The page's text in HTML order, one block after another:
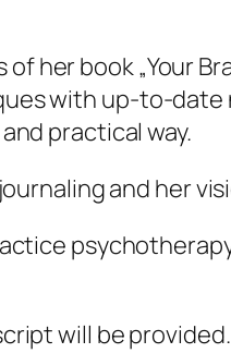
her book „Your
with up-to-
practical way.
and her
will be provided.